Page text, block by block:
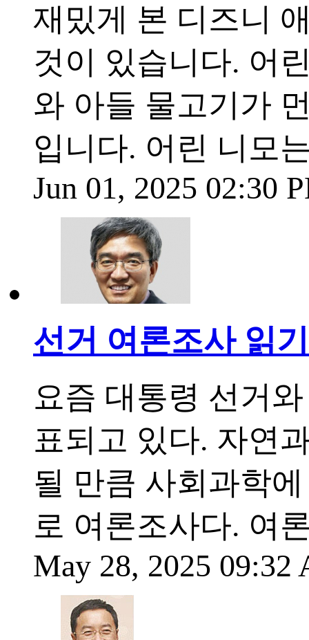
재밌게 본 디즈니
것이 있습니다. 어
와 아들 물고기가
입니다. 어린 니모
Jun 01, 2025 02:30
선거 여론조사 읽기
요즘 대통령 선거
표되고 있다. 자연
될 만큼 사회과학
로 여론조사다. 여
May 28, 2025 09:32